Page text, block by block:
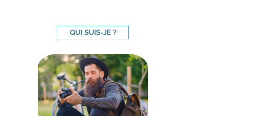
QUI SUIS-JE ?